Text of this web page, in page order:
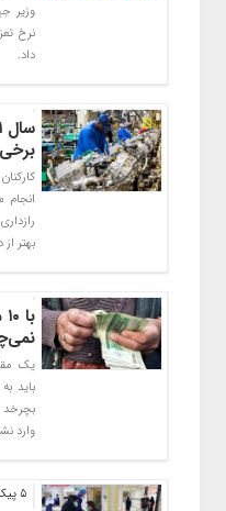
وزیر
نرخ
داد.
انجام
بهتر
باید
بچرخد
وارد
۵ پیک کرونایی و خطر خشونت در بیمارستان‌ها؛